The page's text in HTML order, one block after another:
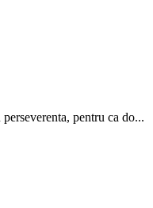
pentru ca do...